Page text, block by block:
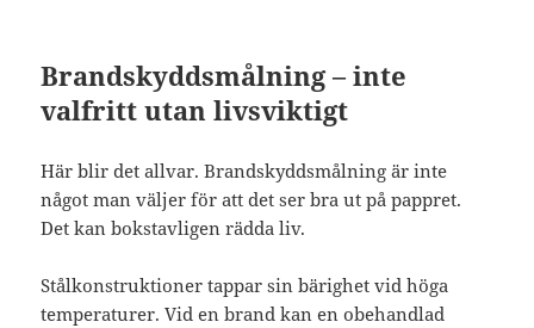
Brandskyddsmålning – inte
valfritt utan livsviktigt
Här blir det allvar. Brandskyddsmålning är inte
något man väljer för att det ser bra ut på pappret.
Det kan bokstavligen rädda liv.
Stålkonstruktioner tappar sin bärighet vid höga
temperaturer. Vid en brand kan en obehandlad